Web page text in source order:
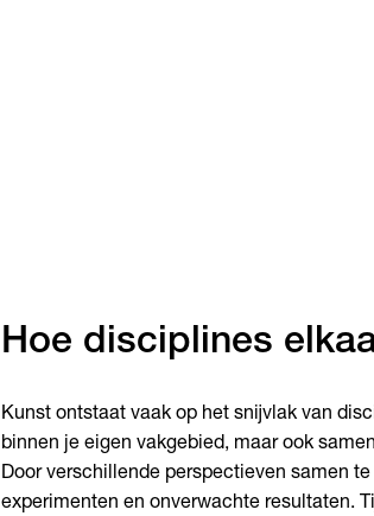
Hoe disciplines
Kunst ontstaat vaak op het snijvlak van
binnen je eigen vakgebied, maar ook
Door verschillende perspectieven samen
experimenten en onverwachte resultaten.